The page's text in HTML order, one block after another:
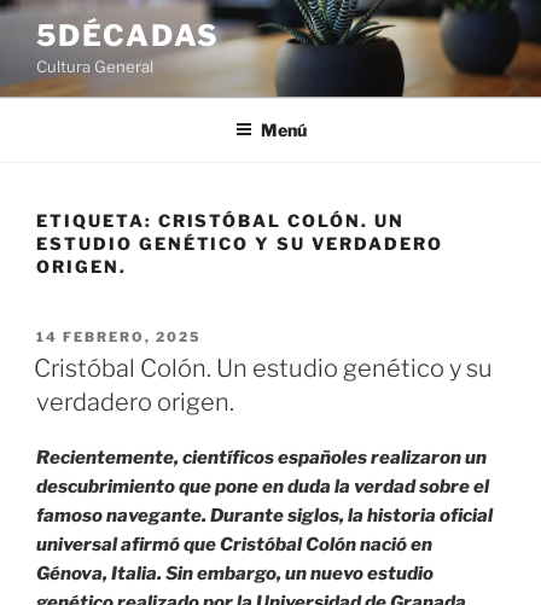
Saltar
contenido
5DÉCADAS
Cultura General
Menú
ETIQUETA: CRISTÓBAL COLÓN. UN
ESTUDIO GENÉTICO Y SU VERDADERO
ORIGEN.
PUBLICADO
EL
14 FEBRERO, 2025
Cristóbal Colón. Un estudio genético y su
verdadero origen.
Recientemente, científicos españoles realizaron un
descubrimiento que pone en duda la verdad sobre el
famoso navegante. Durante siglos, la historia oficial
universal afirmó que Cristóbal Colón nació en
Génova, Italia. Sin embargo, un nuevo estudio